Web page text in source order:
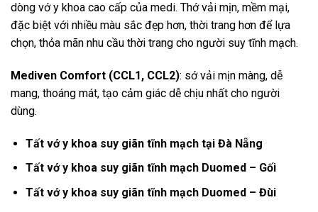
dòng vớ y khoa cao cấp của medi. Thớ vải mịn, mềm mại,
đặc biệt với nhiều màu sắc đẹp hơn, thời trang hơn để lựa
chọn, thỏa mãn nhu cầu thời trang cho người suy tĩnh mạch.
Mediven Comfort (CCL1, CCL2): sớ vải mịn màng, dễ
mang, thoáng mát, tạo cảm giác dễ chịu nhất cho người
dùng.
Tất vớ y khoa suy giãn tĩnh mạch tại Đà Nẵng
Tất vớ y khoa suy giãn tĩnh mạch Duomed – Gối
Tất vớ y khoa suy giãn tĩnh mạch Duomed – Đùi